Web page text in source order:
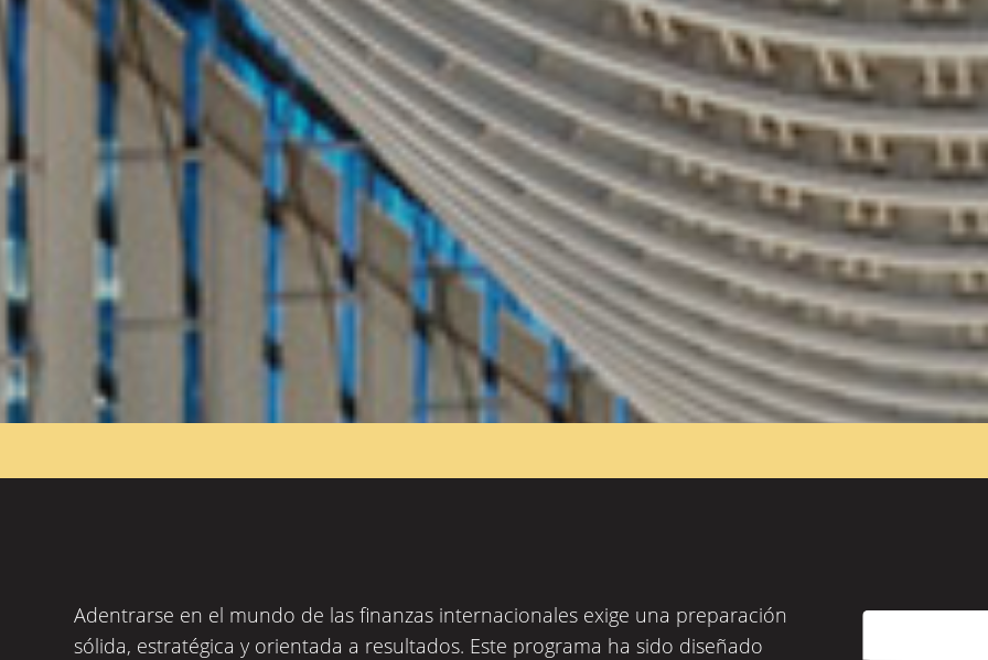
Adentrarse en el mundo de las finanzas internacionales exige una preparación
sólida, estratégica y orientada a resultados. Este programa ha sido diseñado